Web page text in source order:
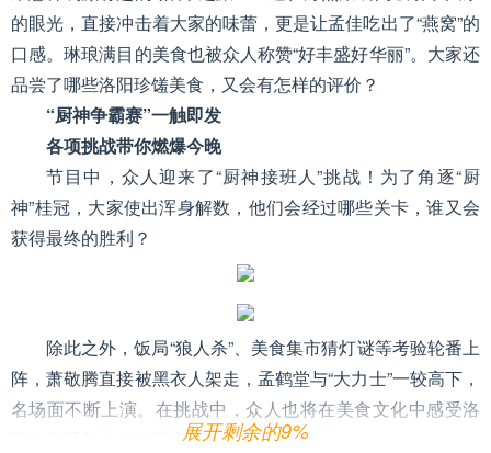
的眼光，直接冲击着大家的味蕾，更是让孟佳吃出了“燕窝”的
口感。琳琅满目的美食也被众人称赞“好丰盛好华丽”。大家还
品尝了哪些洛阳珍馐美食，又会有怎样的评价？
“厨神争霸赛”一触即发
各项挑战带你燃爆今晚
节目中，众人迎来了“厨神接班人”挑战！为了角逐“厨
神”桂冠，大家使出浑身解数，他们会经过哪些关卡，谁又会
获得最终的胜利？
除此之外，饭局“狼人杀”、美食集市猜灯谜等考验轮番上
阵，萧敬腾直接被黑衣人架走，孟鹤堂与“大力士”一较高下，
名场面不断上演。在挑战中，众人也将在美食文化中感受洛
阳这座千年古都的璀璨文明与文化魅力。
展开剩余的9%